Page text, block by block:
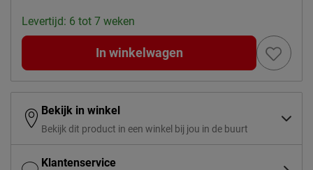
Levertijd: 6 tot 7 weken
In winkelwagen
Bekijk in winkel
Bekijk dit product in een winkel bij jou in de buurt
Klantenservice